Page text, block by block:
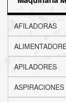
AFILADORAS
APILADORES
ASPIRACIONES